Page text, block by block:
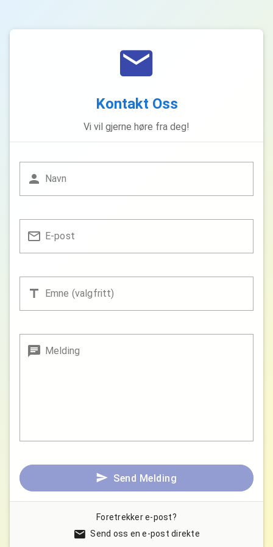
Kontakt Oss
Vi vil gjerne høre fra deg!
Navn
E-post
Emne (valgfritt)
Melding
Send Melding
Foretrekker e-post?
Send oss en e-post direkte